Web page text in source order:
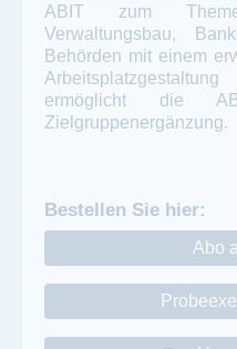
ABIT zum
Verwaltungsbau,
Behörden mit einem
ermöglicht die
Zielgruppenergänzung.
Bestellen Sie hier:
Abo